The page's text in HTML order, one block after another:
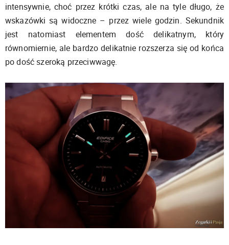
intensywnie, choć przez krótki czas, ale na tyle długo, że
wskazówki są widoczne – przez wiele godzin. Sekundnik
jest natomiast elementem dość delikatnym, który
równomiernie, ale bardzo delikatnie rozszerza się od końca
po dość szeroką przeciwwagę.